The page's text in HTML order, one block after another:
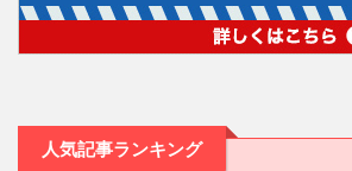
人気記事ランキング